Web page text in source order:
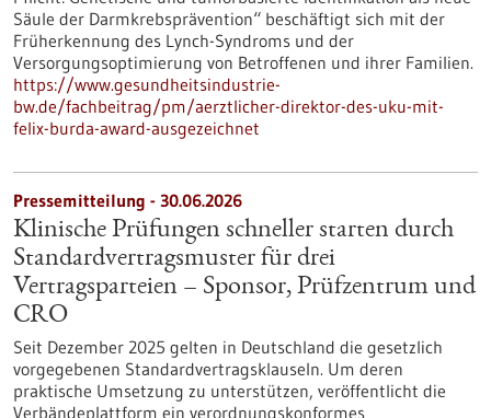
Säule der Darmkrebsprävention“ beschäftigt sich mit der
Früherkennung des Lynch-​Syndroms und der
Versorgungsoptimierung von Betroffenen und ihrer Familien.
https://www.gesundheitsindustrie-
bw.de/fachbeitrag/pm/aerztlicher-direktor-des-uku-mit-
felix-burda-award-ausgezeichnet
Pressemitteilung - 30.06.2026
Klinische Prüfungen schneller starten durch
Standardvertragsmuster für drei
Vertragsparteien – Sponsor, Prüfzentrum und
CRO
Seit Dezember 2025 gelten in Deutschland die gesetzlich
vorgegebenen Standardvertragsklauseln. Um deren
praktische Umsetzung zu unterstützen, veröffentlicht die
Verbändeplattform ein verordnungskonformes